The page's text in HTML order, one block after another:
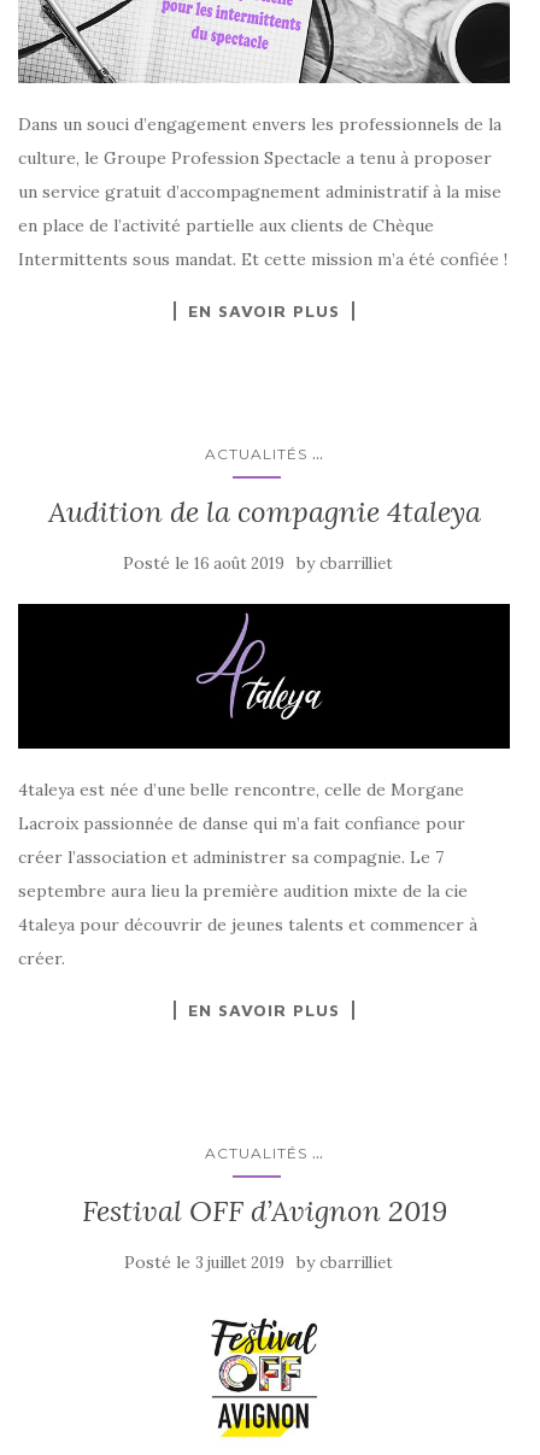
Dans un souci d’engagement envers les professionnels de la
culture, le Groupe Profession Spectacle a tenu à proposer
un service gratuit d’accompagnement administratif à la mise
en place de l’activité partielle aux clients de Chèque
Intermittents sous mandat. Et cette mission m’a été confiée !
EN SAVOIR PLUS
ACTUALITÉS ...
Audition de la compagnie 4taleya
Posté le 16 août 2019 bycbarrilliet
4taleya est née d’une belle rencontre, celle de Morgane
Lacroix passionnée de danse qui m’a fait confiance pour
créer l’association et administrer sa compagnie. Le 7
septembre aura lieu la première audition mixte de la cie
4taleya pour découvrir de jeunes talents et commencer à
créer.
EN SAVOIR PLUS
ACTUALITÉS ...
Festival OFF d’Avignon 2019
Posté le 3 juillet 2019 bycbarrilliet